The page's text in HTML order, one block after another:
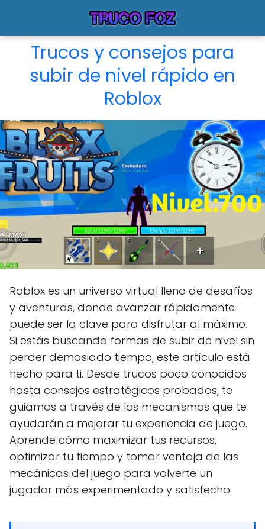
Trucos y consejos para
subir de nivel rápido en
Roblox
Roblox es un universo virtual lleno de desafíos
y aventuras, donde avanzar rápidamente
puede ser la clave para disfrutar al máximo.
Si estás buscando formas de subir de nivel sin
perder demasiado tiempo, este artículo está
hecho para ti. Desde trucos poco conocidos
hasta consejos estratégicos probados, te
guiamos a través de los mecanismos que te
ayudarán a mejorar tu experiencia de juego.
Aprende cómo maximizar tus recursos,
optimizar tu tiempo y tomar ventaja de las
mecánicas del juego para volverte un
jugador más experimentado y satisfecho.